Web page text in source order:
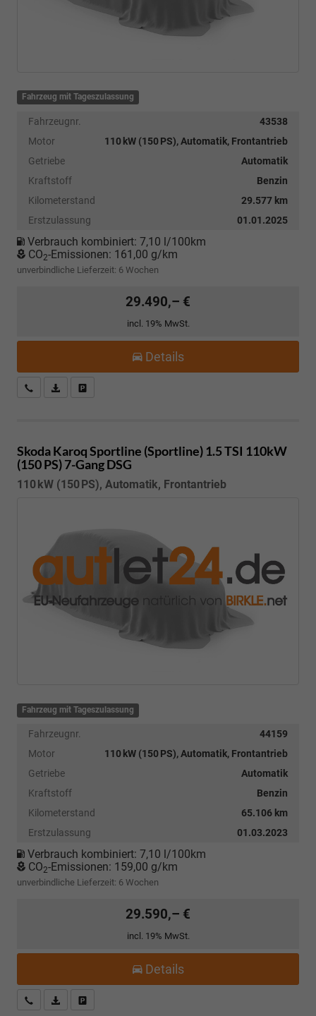
Fahrzeug mit Tageszulassung
Fahrzeugnr.
43538
Motor
110 kW (150 PS), Automatik, Frontantrieb
Getriebe
Automatik
Kraftstoff
Benzin
Kilometerstand
29.577 km
Erstzulassung
01.01.2025
Verbrauch kombiniert: 7,10 l/100km
CO2-Emissionen: 161,00 g/km
unverbindliche Lieferzeit: 6 Wochen
29.490,– €
incl. 19% MwSt.
Details
Kostenloser Rückruf-Service
PDF-Datei, Fahrzeugexposé drucken
Skoda KaroqSportline (Sportline) 1.5 TSI 110kW
(150 PS) 7-Gang DSG
110 kW (150 PS), Automatik, Frontantrieb
Fahrzeug mit Tageszulassung
Fahrzeugnr.
44159
Motor
110 kW (150 PS), Automatik, Frontantrieb
Getriebe
Automatik
Kraftstoff
Benzin
Kilometerstand
65.106 km
Erstzulassung
01.03.2023
Verbrauch kombiniert: 7,10 l/100km
CO2-Emissionen: 159,00 g/km
unverbindliche Lieferzeit: 6 Wochen
29.590,– €
incl. 19% MwSt.
Details
Kostenloser Rückruf-Service
PDF-Datei, Fahrzeugexposé drucken